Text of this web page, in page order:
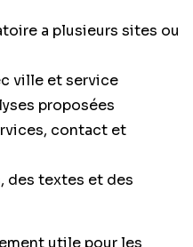
a plusieurs sites ou
ville et service
proposées
contact et
des textes et des
utile pour les